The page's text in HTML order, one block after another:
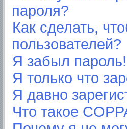
пароля?
Как сделать,
пользователей?
Я забыл пароль!
Я только что
Я давно
Что такое